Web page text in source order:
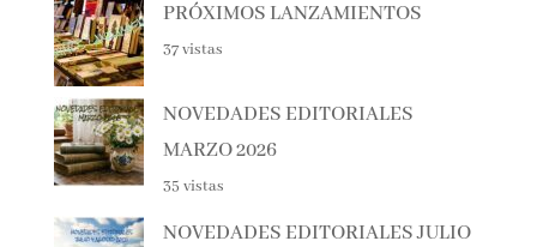
PRÓXIMOS LANZAMIENTOS
37 vistas
NOVEDADES EDITORIALES
MARZO 2026
35 vistas
NOVEDADES EDITORIALES JULIO